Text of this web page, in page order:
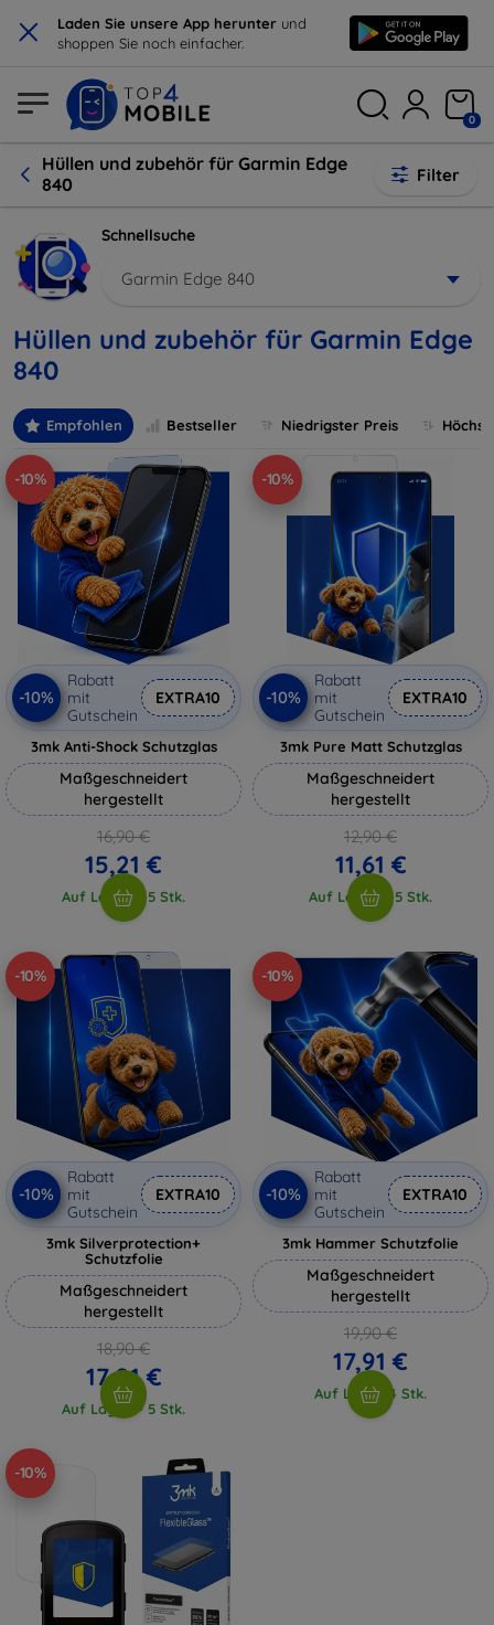
× Laden Sie unsere App herunter und
shoppen Sie noch einfacher.
0
Hüllen und zubehör für Garmin Edge
840
Filter
Schnellsuche
Garmin Edge 840
Hüllen und zubehör für Garmin Edge
840
Empfohlen Bestseller Niedrigster Preis
-10%
-10%
Rabatt
mit
Gutschein
EXTRA10
3mk Anti-Shock Schutzglas
Maßgeschneidert
hergestellt
16,90 €
15,21 €
Auf Lager > 5 Stk.
-10%
-10%
Rabatt
mit
Gutschein
EXTRA10
3mk Pure Matt Schutzglas
Maßgeschneidert
hergestellt
12,90 €
11,61 €
Auf Lager > 5 Stk.
-10%
-10%
Rabatt
mit
Gutschein
EXTRA10
3mk Silverprotection+
Schutzfolie
Maßgeschneidert
hergestellt
18,90 €
17,01 €
Auf Lager > 5 Stk.
-10%
-10%
Rabatt
mit
Gutschein
EXTRA10
3mk Hammer Schutzfolie
Maßgeschneidert
hergestellt
19,90 €
17,91 €
Auf Lager 4 Stk.
-10%